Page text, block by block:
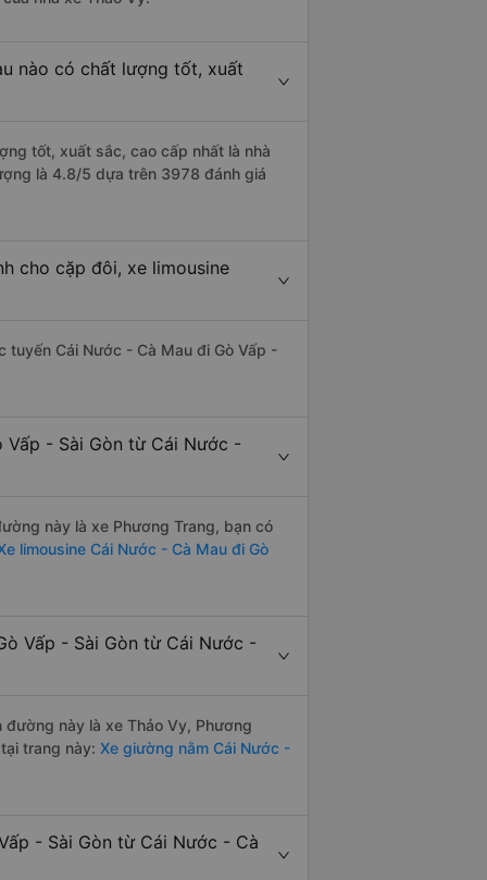
nào có chất lượng tốt, xuất
tốt, xuất sắc, cao cấp nhất là nhà
là 4.8/5 dựa trên 3978 đánh giá
cho cặp đôi, xe limousine
tuyến Cái Nước - Cà Mau đi Gò Vấp -
Vấp - Sài Gòn từ Cái Nước -
này là xe Phương Trang, bạn có
limousine Cái Nước - Cà Mau đi Gò
Vấp - Sài Gòn từ Cái Nước -
này là xe Thảo Vy, Phương
trang này: Xe giường nằm Cái Nước -
- Sài Gòn từ Cái Nước - Cà